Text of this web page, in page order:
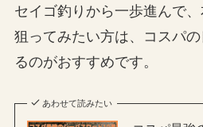
セイゴ釣りから一歩進んで
狙ってみたい方は、コスパ
るのがおすすめです。
あわせて読みたい